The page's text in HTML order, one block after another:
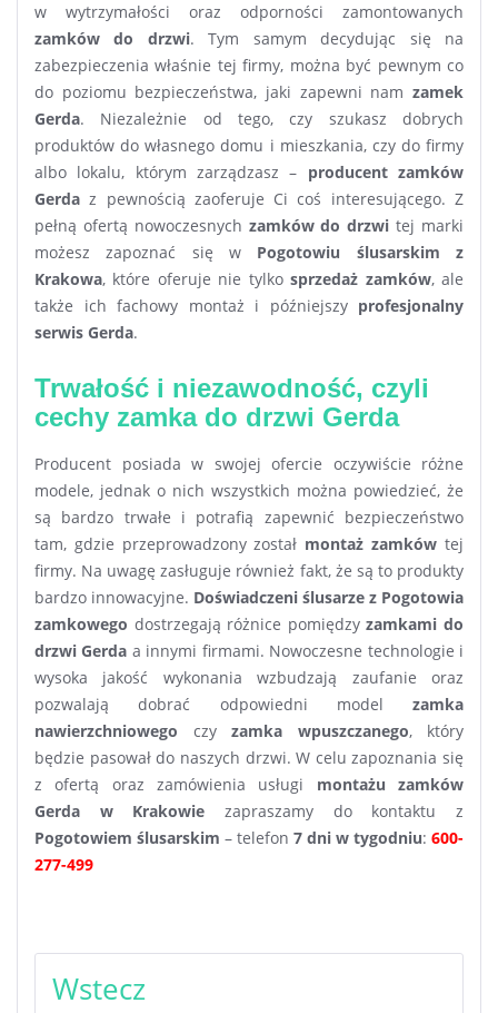
w wytrzymałości oraz odporności zamontowanych
zamków do drzwi. Tym samym decydując się na
zabezpieczenia właśnie tej firmy, można być pewnym co
do poziomu bezpieczeństwa, jaki zapewni nam zamek
Gerda. Niezależnie od tego, czy szukasz dobrych
produktów do własnego domu i mieszkania, czy do firmy
albo lokalu, którym zarządzasz – producent zamków
Gerda z pewnością zaoferuje Ci coś interesującego. Z
pełną ofertą nowoczesnych zamków do drzwi tej marki
możesz zapoznać się w Pogotowiu ślusarskim z
Krakowa, które oferuje nie tylkosprzedaż zamków, ale
także ich fachowy montaż i późniejszy profesjonalny
serwis Gerda.
Trwałość i niezawodność, czyli
cechy zamka do drzwi Gerda
Producent posiada w swojej ofercie oczywiście różne
modele, jednak o nich wszystkich można powiedzieć, że
są bardzo trwałe i potrafią zapewnić bezpieczeństwo
tam, gdzie przeprowadzony został montaż zamków tej
firmy. Na uwagę zasługuje również fakt, że są to produkty
bardzo innowacyjne. Doświadczeni ślusarze z Pogotowia
zamkowego dostrzegają różnice pomiędzyzamkami do
drzwi Gerda a innymi firmami. Nowoczesne technologie i
wysoka jakość wykonania wzbudzają zaufanie oraz
pozwalają dobrać odpowiedni model zamka
nawierzchniowego czy zamka wpuszczanego, który
będzie pasował do naszych drzwi. W celu zapoznania się
z ofertą oraz zamówienia usługi montażu zamków
Gerda w Krakowie zapraszamy do kontaktu z
Pogotowiem ślusarskim – telefon 7 dni w tygodniu: 600-
277-499
wpisu
Wstecz